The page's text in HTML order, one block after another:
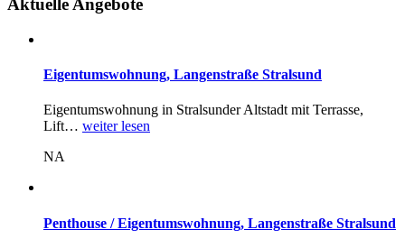
Aktuelle Angebote
Eigentumswohnung, Langenstraße Stralsund
Eigentumswohnung in Stralsunder Altstadt mit Terrasse,
Lift… weiter lesen
NA
Penthouse / Eigentumswohnung, Langenstraße Stralsund